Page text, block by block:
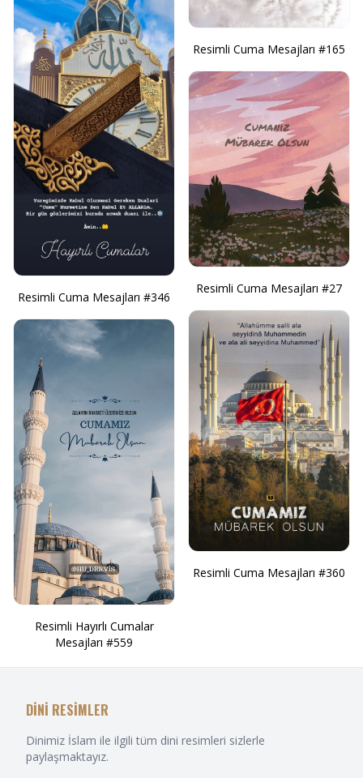
Resimli Cuma Mesajları #346
Resimli Hayırlı Cumalar
Mesajları #559
Resimli Cuma Mesajları #165
Resimli Cuma Mesajları #27
Resimli Cuma Mesajları #360
DİNİ RESİMLER
Dinimiz İslam ile ilgili tüm dini resimleri sizlerle
paylaşmaktayız.